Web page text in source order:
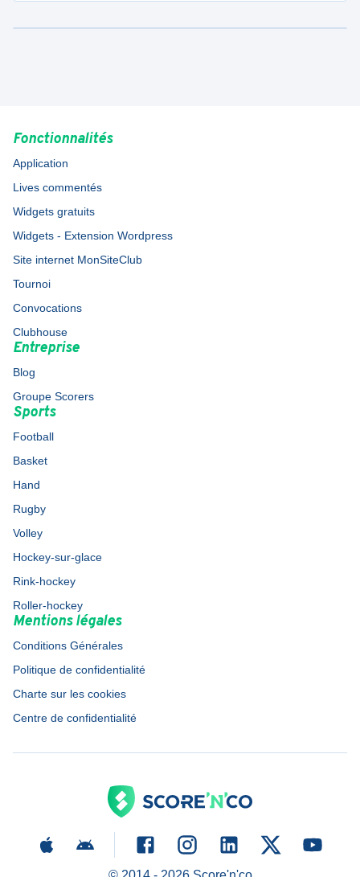
Fonctionnalités
Application
Lives commentés
Widgets gratuits
Widgets - Extension Wordpress
Site internet MonSiteClub
Tournoi
Convocations
Clubhouse
Entreprise
Blog
Groupe Scorers
Sports
Football
Basket
Hand
Rugby
Volley
Hockey-sur-glace
Rink-hockey
Roller-hockey
Mentions légales
Conditions Générales
Politique de confidentialité
Charte sur les cookies
Centre de confidentialité